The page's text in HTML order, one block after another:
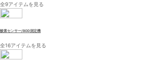
全9アイテムを見る
酸素センサー/BOD測定機
全16アイテムを見る